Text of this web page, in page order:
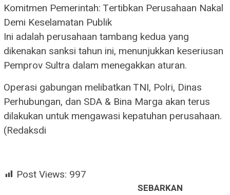
Komitmen Pemerintah: Tertibkan Perusahaan Nakal
Demi Keselamatan Publik
Ini adalah perusahaan tambang kedua yang
dikenakan sanksi tahun ini, menunjukkan keseriusan
Pemprov Sultra dalam menegakkan aturan.
Operasi gabungan melibatkan TNI, Polri, Dinas
Perhubungan, dan SDA & Bina Marga akan terus
dilakukan untuk mengawasi kepatuhan perusahaan.
(Redaksdi
Post Views: 997
SEBARKAN